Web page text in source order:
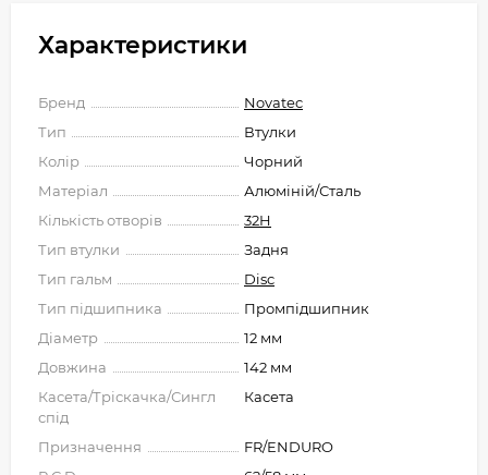
Характеристики
Бренд
Novatec
Тип
Втулки
Колір
Чорний
Матеріал
Алюміній/Сталь
Кількість отворів
32H
Тип втулки
Задня
Тип гальм
Disc
Тип підшипника
Промпідшипник
Діаметр
12 мм
Довжина
142 мм
Касета/Тріскачка/Сингл
спід
Касета
Призначення
FR/ENDURO